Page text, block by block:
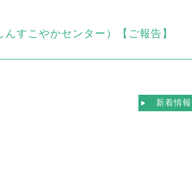
すこやかセンター）【ご報告】
新着情